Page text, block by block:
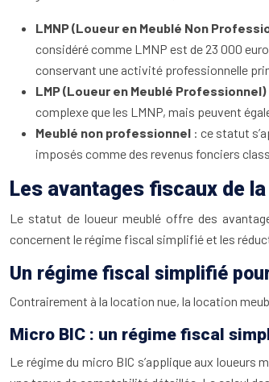
LMNP (Loueur en Meublé Non
considéré comme LMNP est de 23 000
conservant une activité professionnelle
LMP (Loueur en Meublé Professionnel)
complexe que les LMNP, mais peuvent
Meublé non professionnel : ce statut
imposés comme des revenus fonciers
Les avantages fiscaux de
Le statut de loueur meublé offre des
concernent le régime fiscal simplifié et les
Un régime fiscal simplifié
Contrairement à la location nue, la location
Micro BIC : un régime fiscal
Le régime du micro BIC s’applique aux loueurs